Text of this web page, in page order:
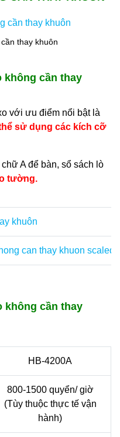
thay khuôn
không cần thay
với ưu điểm nổi bật là
sử dụng các kích cỡ
A để bàn, sổ sách lò
tường.
không cần thay
HB-4200A
800-1500 quyển/ giờ
(Tùy thuộc thực tế vận
hành)